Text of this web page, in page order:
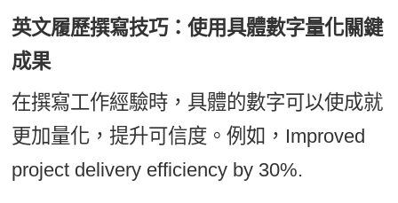
英文履歷撰寫技巧：使用具體數字量化關鍵
成果
在撰寫工作經驗時，具體的數字可以使成就
更加量化，提升可信度。例如，Improved
project delivery efficiency by 30%.